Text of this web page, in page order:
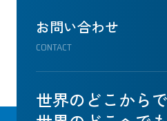
お問い合わせ
CONTACT
世界のどこからで